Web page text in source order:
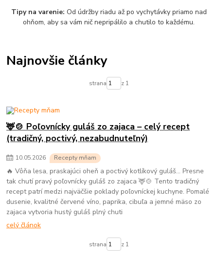
Tipy na varenie: Od údržby riadu až po vychytávky priamo nad
ohňom, aby sa vám nič nepripálilo a chutilo to každému.
Najnovšie články
strana z 1
🦌🍲 Poľovnícky guláš zo zajaca – celý recept
(tradičný, poctivý, nezabudnuteľný)
10.05.2026 Recepty mňam
🔥 Vôňa lesa, praskajúci oheň a poctivý kotlíkový guláš… Presne
tak chutí pravý poľovnícky guláš zo zajaca 🦌🍲 Tento tradičný
recept patrí medzi najväčšie poklady poľovníckej kuchyne. Pomalé
dusenie, kvalitné červené víno, paprika, cibuľa a jemné mäso zo
zajaca vytvoria hustý guláš plný chuti
celý článok
strana z 1